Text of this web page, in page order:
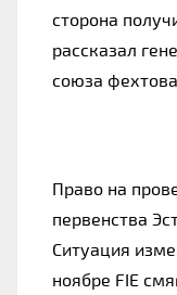
сторона
рассказал
союза
Право на
первенства
Ситуация
ноябре FIE